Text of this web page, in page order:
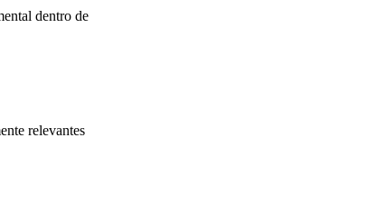
dentro de
relevantes